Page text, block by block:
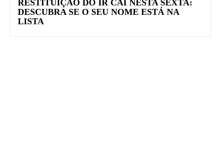
RESTITUIÇÃO DO IR CAI NESTA SEXTA:
DESCUBRA SE O SEU NOME ESTÁ NA
LISTA